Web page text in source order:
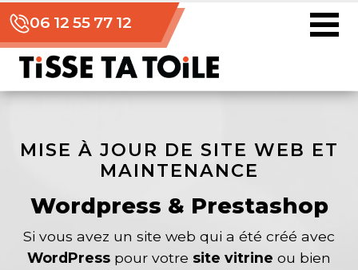
06 12 55 77 12
MISE À JOUR DE SITE WEB ET
MAINTENANCE
Wordpress & Prestashop
Si vous avez un site web qui a été créé avec
WordPress pour votre site vitrine ou bien